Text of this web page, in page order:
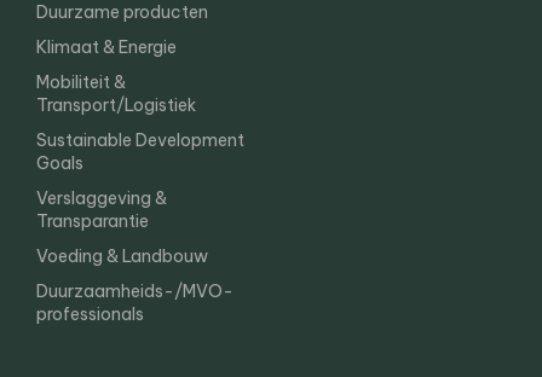
Duurzame producten
Klimaat & Energie
Mobiliteit &
Transport/Logistiek
Sustainable Development
Goals
Verslaggeving &
Transparantie
Voeding & Landbouw
Duurzaamheids-/MVO-
professionals